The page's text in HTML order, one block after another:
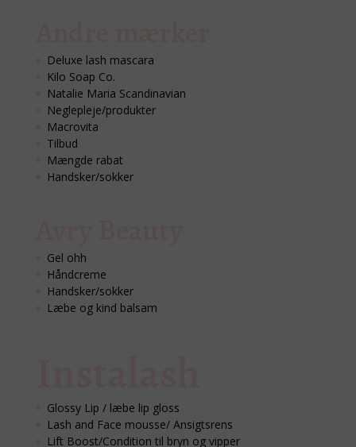
Deluxe lash mascara
Kilo Soap Co.
Natalie Maria Scandinavian
Neglepleje/produkter
Macrovita
Tilbud
Mængde rabat
Handsker/sokker
Gel ohh
Håndcreme
Handsker/sokker
Læbe og kind balsam
Glossy Lip / læbe lip gloss
Lash and Face mousse/ Ansigtsrens
Lift Boost/Condition til bryn og vipper